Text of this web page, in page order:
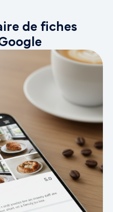
de fiches